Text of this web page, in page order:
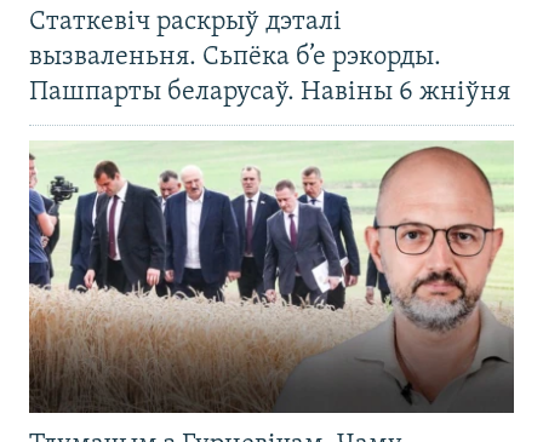
Статкевіч раскрыў дэталі
вызваленьня. Сьпёка б’е рэкорды.
Пашпарты беларусаў. Навіны 6 жніўня